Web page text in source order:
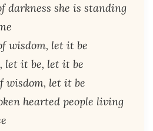
darkness she is standing
wisdom, let it be
let it be, let it be
wisdom, let it be
hearted people living